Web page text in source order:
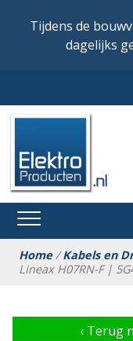
Tijdens de
dagelijks
Home/Kabels en
Lineax H07RN-F |
‹ Terug